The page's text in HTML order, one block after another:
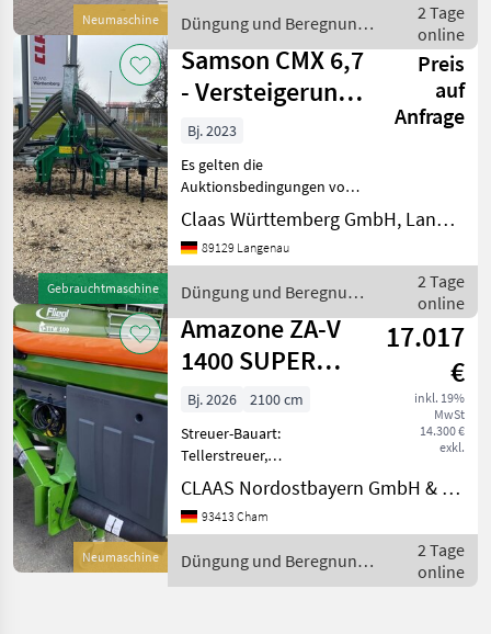
Neumaschine
Elektrobremse (ohne
Fernbedienung), 4 Zoll
Düngung und Beregnung
/ Sonstige
2 Tage
online
Gebrauchtmaschine
Samson CMX 6,7
- Versteigerung
über ab-auction
Preis
auf
Anfrage
Bj. 2023
Es gelten die
Auktionsbedingungen von
ab-auction!! Hersteller:
Samson Modell: CMX 6, 7
Anzahl: 1 / Standort:
Güllegrubber Gerne
können
Claas Württemberg GmbH, Langenau
89129 Langenau
Düngung und Beregnung
/ Samson
2 Tage
online
Neumaschine
Amazone ZA-V
1400 SUPER
PROFIS
CONTROL
17.017
€
inkl. 19%
MwSt
14.300 €
exkl.
Bj. 2026
2100 cm
Streuer-Bauart:
Tellerstreuer,
Grenzstreueinrichtung
11390200 - Neumaschine: -
Amazone ZA-V 1400 Super
2026 Technikjahr: 2026 -
10m - 21m Ar
CLAAS Nordostbayern GmbH & Co. KG, Cham
93413 Cham
Düngung und Beregnung
/ Amazone
2 Tage
online